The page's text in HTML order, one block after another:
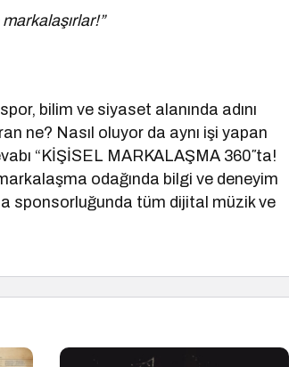
bilim ve siyaset alanında adını
ne? Nasıl oluyor da aynı işi yapan
“KİŞİSEL MARKALAŞMA 360″ta!
odağında bilgi ve deneyim
sponsorluğunda tüm dijital müzik ve